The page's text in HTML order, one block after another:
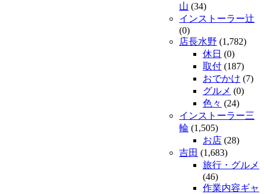
山 (34)
インストーラー辻
(0)
店長水野 (1,782)
休日 (0)
取付 (187)
おでかけ (7)
グルメ (0)
色々 (24)
インストーラー三
輪 (1,505)
お店 (28)
吉田 (1,683)
旅行・グルメ
(46)
作業内容ギャ